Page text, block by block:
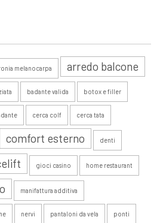
melanocarpa arredo balcone
badante valida botox e filler
cerca colf cerca tata
comfort esterno denti
gioci casino home restaurant
manifattura additiva
nervi pantaloni da vela ponti